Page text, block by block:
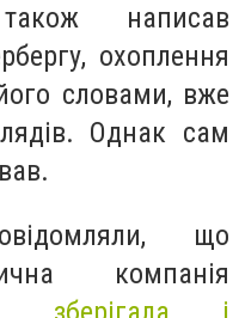
написав
охоплення
словами, вже
Однак сам
що
компанія